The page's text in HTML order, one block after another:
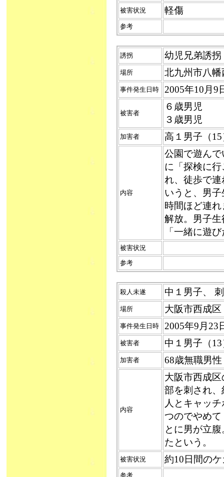
被害状況 軽傷
参考
誘拐 幼児兄弟誘拐
場所 北九州市八
事件発生日時 2005年10月
被害者
６歳男児
３歳男児
加害者 高１男子（
内容
公園で遊ん
に「探検に
れ、徒歩で
いうと、男
時間ほど連
解放。男子
「一緒に遊
被害状況
参考
殺人未遂 中１男子、
場所 大阪市西成区
事件発生日時 2005年9月
被害者 中１男子（13
加害者 68歳無職男
内容
大阪市西成
部を刺され
人とキャッ
つのでやめ
とに男が立
たという。
被害状況 約10日間のケ
参考